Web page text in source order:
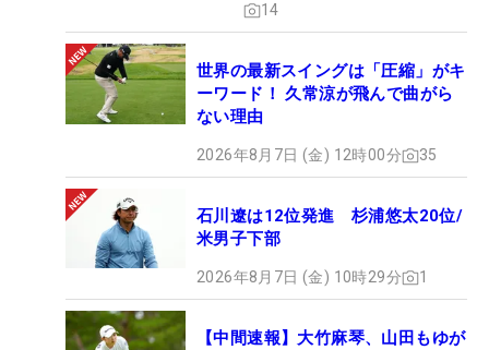
14
世界の最新スイングは「圧縮」がキ
ーワード！ 久常涼が飛んで曲がら
ない理由
2026年8月7日 (金) 12時00分 35
石川遼は12位発進 杉浦悠太20位/
米男子下部
2026年8月7日 (金) 10時29分 1
【中間速報】大竹麻琴、山田もゆが